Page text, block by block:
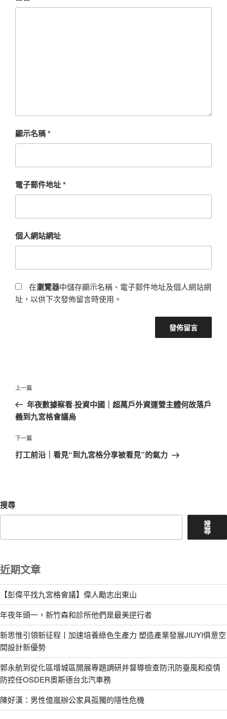
顯示名稱*
電子郵件地址*
個人網站網址
在瀏覽器中儲存顯示名稱、電子郵件地址及個人網站網
址，以供下次發佈留言時使用。
文
導
覽
上
一
篇
章
上一篇
年夜數據察看·投資中國｜超萬戶外資運營主體何故落戶
義到九宮格會議烏
下
一
下一篇
打工前沿｜看見“到九宮格分享被看見”的氣力
搜尋
搜
尋
近期文章
【彭偉平找九宮格會議】偉人勵志出東山
年夜年頭一，新竹森和診所他們是最美逆行者
新思惟引領新征程丨加速培養綠色生產力 塑造產業發展JIUYI俱意空
間設計新優勢
郭永航到從化區增城區開展專題調研并督導檢查防汛防臺風和疫情
防控任OSDER奧斯德台北汽車務
陳好漢：男性億嵐辦公家具孤獨的隱性危機